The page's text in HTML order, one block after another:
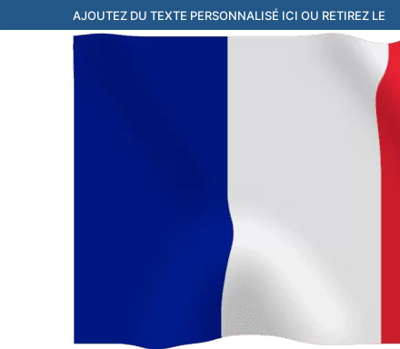
au
AJOUTEZ DU TEXTE PERSONNALISÉ ICI OU RETIREZ LE